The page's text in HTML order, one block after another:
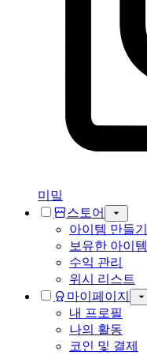
미밐
스토어
아이템 만들기
보유한 아이템
수익 관리
위시 리스트
마이페이지
내 프로필
나의 활동
코인 및 결제